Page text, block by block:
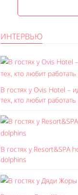
ИНТЕРВЬЮ
В гостях у Ovis Hotel –
тех, кто любит
В гостях у Resort&SPA
dolphins